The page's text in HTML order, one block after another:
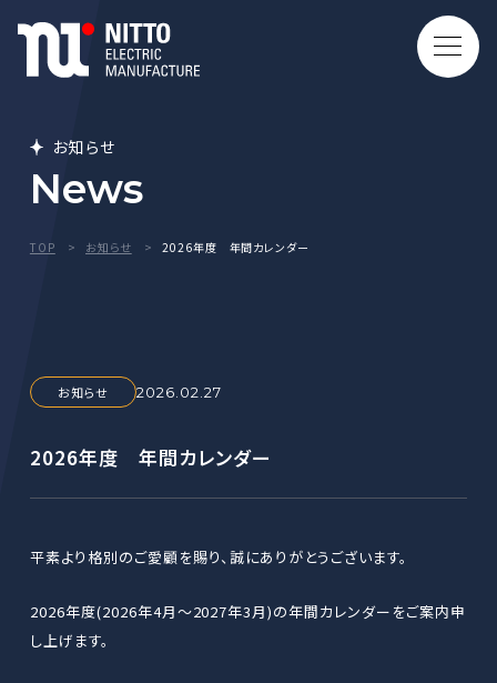
お知らせ
News
TOP お知らせ 2026年度 年間カレンダー
お知らせ 2026.02.27
2026年度 年間カレンダー
平素より格別のご愛顧を賜り、誠にありがとうございます。
2026年度(2026年4月～2027年3月)の年間カレンダーをご案内申
し上げます。